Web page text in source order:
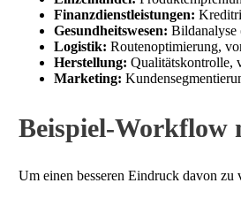
Finanzdienstleistungen:
Gesundheitswesen: Bildanalyse
Logistik: Routenoptimierung,
Herstellung: Qualitätskontrolle,
Marketing:
Beispiel-Workflow
Um einen besseren Eindruck davon